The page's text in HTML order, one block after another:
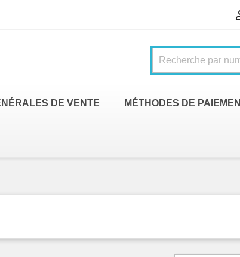
DE VENTE MÉTHODES DE